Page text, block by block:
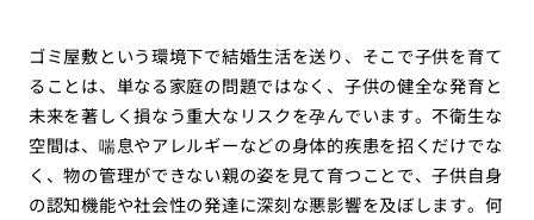
ゴミ屋敷という環境下で結婚生活を送り、そこで子供を育て
ることは、単なる家庭の問題ではなく、子供の健全な発育と
未来を著しく損なう重大なリスクを孕んでいます。不衛生な
空間は、喘息やアレルギーなどの身体的疾患を招くだけでな
く、物の管理ができない親の姿を見て育つことで、子供自身
の認知機能や社会性の発達に深刻な悪影響を及ぼします。何